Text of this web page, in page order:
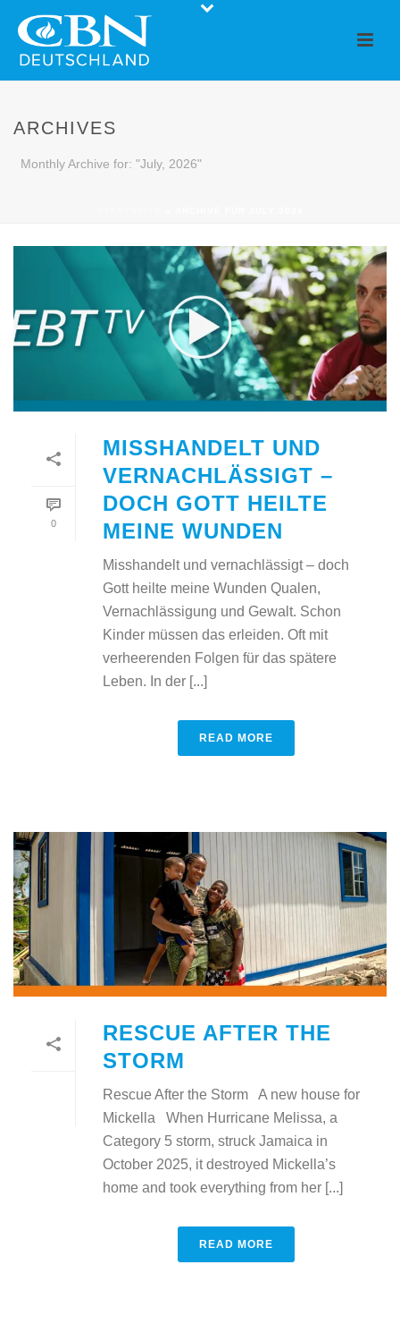
ARCHIVES
Monthly Archive for: "July, 2026"
0
MISSHANDELT UND
VERNACHLÄSSIGT –
DOCH GOTT HEILTE
MEINE WUNDEN
Misshandelt und vernachlässigt – doch
Gott heilte meine Wunden Qualen,
Vernachlässigung und Gewalt. Schon
Kinder müssen das erleiden. Oft mit
verheerenden Folgen für das spätere
Leben. In der [...]
READ MORE
RESCUE AFTER THE
STORM
Rescue After the Storm A new house for
Mickella When Hurricane Melissa, a
Category 5 storm, struck Jamaica in
October 2025, it destroyed Mickella’s
home and took everything from her [...]
READ MORE